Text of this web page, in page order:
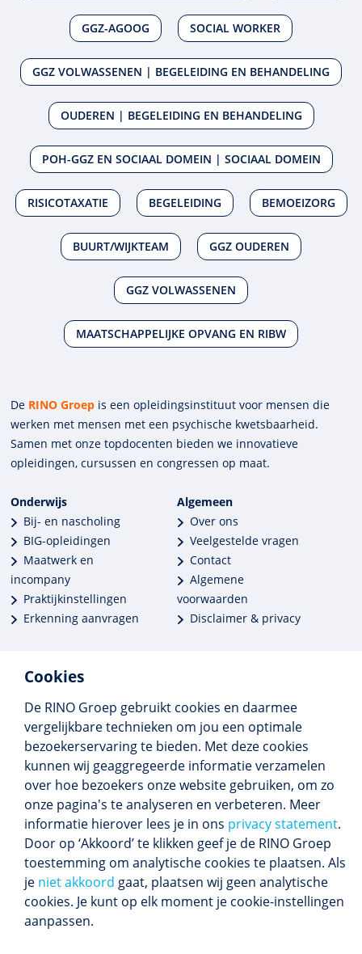
Cookies
De RINO Groep gebruikt cookies en daarmee
vergelijkbare technieken om jou een optimale
bezoekerservaring te bieden. Met deze cookies
kunnen wij geaggregeerde informatie verzamelen
over hoe bezoekers onze website gebruiken, om zo
onze pagina's te analyseren en verbeteren. Meer
informatie hierover lees je in ons privacy statement.
Door op ‘Akkoord’ te klikken geef je de RINO Groep
toestemming om analytische cookies te plaatsen. Als
je niet akkoord gaat, plaatsen wij geen analytische
cookies. Je kunt op elk moment je cookie-instellingen
aanpassen.
GGZ-AGOOG SOCIAL WORKER
GGZ VOLWASSENEN | BEGELEIDING EN BEHANDELING
OUDEREN | BEGELEIDING EN BEHANDELING
POH-GGZ EN SOCIAAL DOMEIN | SOCIAAL DOMEIN
RISICOTAXATIE BEGELEIDING BEMOEIZORG
BUURT/WIJKTEAM GGZ OUDEREN
GGZ VOLWASSENEN
MAATSCHAPPELIJKE OPVANG EN RIBW
De RINO Groep is een opleidings­insti­tuut voor mensen die
werken met mensen met een psychische kwets­baar­heid.
Samen met onze top­docenten bieden we innova­tieve
opleidingen, cursussen en congres­sen op maat.
Onderwijs
Bij- en nascholing
BIG-opleidingen
Maatwerk en
incompany
Praktijkinstellingen
Erkenning aanvragen
Algemeen
Over ons
Veelgestelde vragen
Contact
Algemene
voorwaarden
Disclaimer & privacy
Meer dan 250 opleidingen
Alle BIG-opleidingen in huis
Cedeo-erkend en CRKBO-geregistreerd
Gemiddelde beoordeling 8,4
Volg ons
Blijf op de hoogte van het (nieuwe) scholings­
aanbod en ons laatste nieuws.